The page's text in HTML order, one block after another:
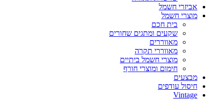
אביזרי חשמל
מוצרי חשמל
בית חכם
שקעים ומתגים שחורים
מאווררים
מאווררי תקרה
מוצרי חשמל ביתיים
חימום ומוצרי חורף
מבצעים
חיסול עודפים
Vintage